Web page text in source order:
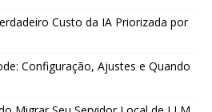
Custo da IA Priorizada por
Configuração, Ajustes e Quando